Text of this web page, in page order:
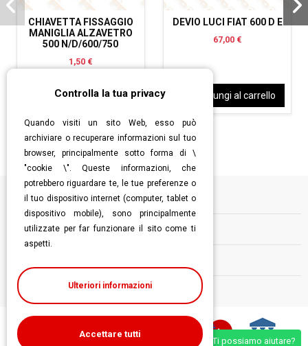
CHIAVETTA FISSAGGIO
MANIGLIA ALZAVETRO
500 N/D/600/750
1,50 €
Aggiungi al carrello
DEVIO LUCI FIAT 600 D E
67,00 €
Aggiungi al carrello
Informazioni
Follow us
Ti possiamo aiutare?
Controlla la tua privacy
Quando visiti un sito Web, esso può
archiviare o recuperare informazioni sul tuo
browser, principalmente sotto forma di \
"cookie \". Queste informazioni, che
potrebbero riguardare te, le tue preferenze o
il tuo dispositivo internet (computer, tablet o
dispositivo mobile), sono principalmente
utilizzate per far funzionare il sito come ti
aspetti.
Ulteriori informazioni
Accettare tutti